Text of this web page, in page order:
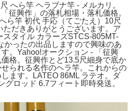
へら竿 ヘラブナ竿 - メルカリ。
征興作」の落札相場・落札価格。
ら竿 初代 手応（てごたえ）10尺
ただきありがとうございます。ア
スタイル カラーズSTCS-805MT-
かったの出品しますので興味のあ
。Yahoo!オークション - 「征興
格。征興作とど13.5尺細身で底か
られる名作のヘラ竿。これからの
ます。LATEO 86ML ラテオ。ダ
グロッド 6.7フィート即時発送。